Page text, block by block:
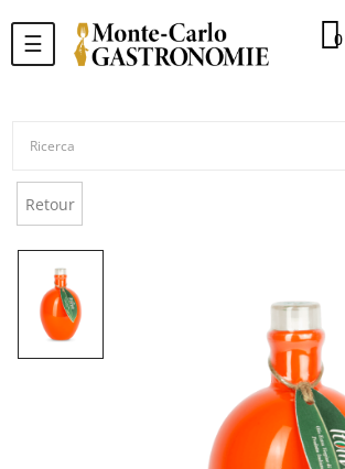
navigazione
Toggle
☰ 0
Retour